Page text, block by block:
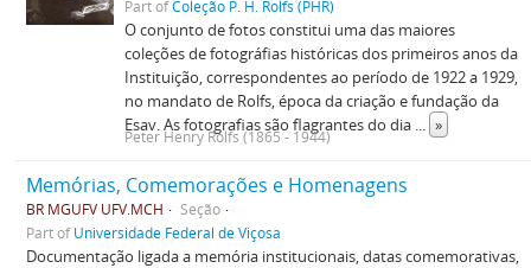
Part ofColeção P. H. Rolfs (PHR)
O conjunto de fotos constitui uma das maiores
coleções de fotográfias históricas dos primeiros anos da
Instituição, correspondentes ao período de 1922 a 1929,
no mandato de Rolfs, época da criação e fundação da
Esav. As fotografias são flagrantes do dia ... »
Peter Henry Rolfs (1865 - 1944)
Memórias, Comemorações e Homenagens
BR MGUFV UFV.MCH
Seção
Part ofUniversidade Federal de Viçosa
Documentação ligada a memória institucionais, datas comemorativas,